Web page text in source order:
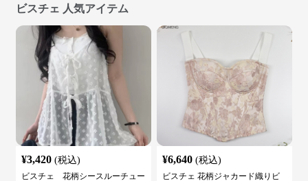
ビスチェ 人気アイテム
¥3,420 (税込)
ビスチェ 花柄シースルーチュー
¥6,640 (税込)
ビスチェ 花柄ジャカード織りビ